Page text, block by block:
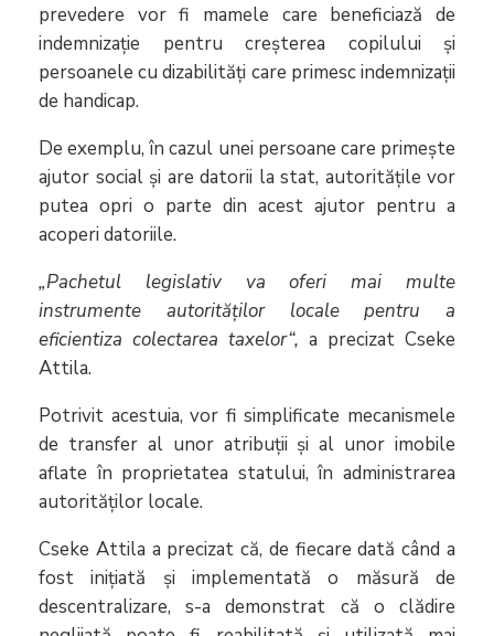
prevedere vor fi mamele care beneficiază de
indemnizație pentru creșterea copilului și
persoanele cu dizabilități care primesc indemnizații
de handicap.
De exemplu, în cazul unei persoane care primește
ajutor social și are datorii la stat, autoritățile vor
putea opri o parte din acest ajutor pentru a
acoperi datoriile.
„Pachetul legislativ va oferi mai multe
instrumente autorităților locale pentru a
eficientiza colectarea taxelor“, a precizat Cseke
Attila.
Potrivit acestuia, vor fi simplificate mecanismele
de transfer al unor atribuții și al unor imobile
aflate în proprietatea statului, în administrarea
autorităților locale.
Cseke Attila a precizat că, de fiecare dată când a
fost inițiată și implementată o măsură de
descentralizare, s-a demonstrat că o clădire